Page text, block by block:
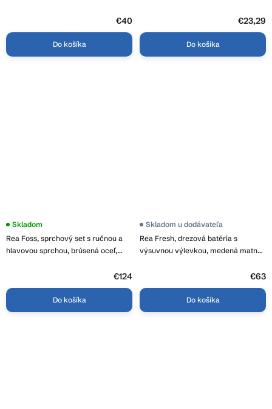
€40
Do košíka
€23,29
Do košíka
Rea Foss, sprchový set s ručnou a
hlavovou sprchou, brúsená oceľ,
Skladom
€124
Do košíka
Rea Fresh, drezová batéria s
výsuvnou výlevkou, medená matná,
Skladom u dodávateľa
€63
Do košíka